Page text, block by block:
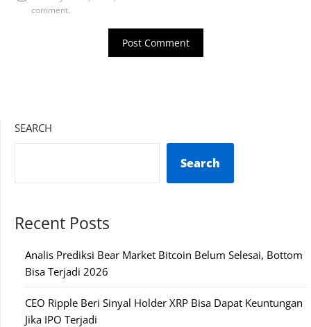
comment.
SEARCH
Search
Recent Posts
Analis Prediksi Bear Market Bitcoin Belum Selesai, Bottom
Bisa Terjadi 2026
CEO Ripple Beri Sinyal Holder XRP Bisa Dapat Keuntungan
Jika IPO Terjadi